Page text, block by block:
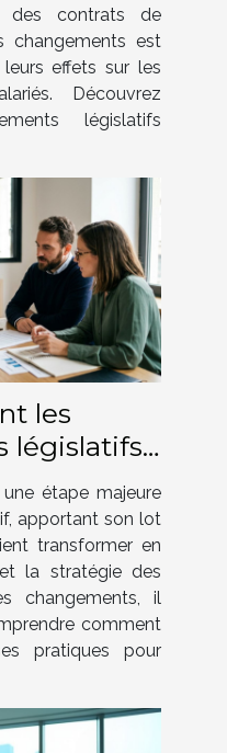
des contrats de
changements est
effets sur les
Découvrez
législatifs
les
législatifs
ils
?
étape majeure
apportant son lot
transformer en
la stratégie des
changements, il
comment
pratiques pour